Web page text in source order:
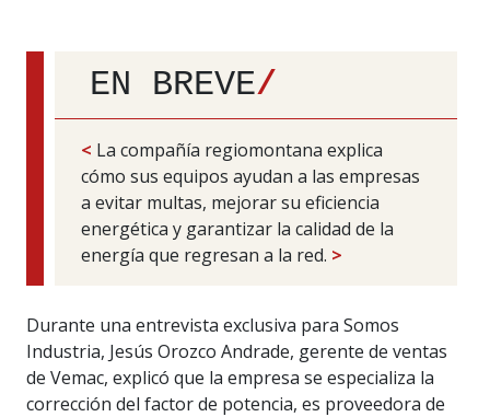
EN BREVE/
< La compañía regiomontana explica
cómo sus equipos ayudan a las empresas
a evitar multas, mejorar su eficiencia
energética y garantizar la calidad de la
energía que regresan a la red. >
Durante una entrevista exclusiva para Somos
Industria, Jesús Orozco Andrade, gerente de ventas
de Vemac, explicó que la empresa se especializa la
corrección del factor de potencia, es proveedora de